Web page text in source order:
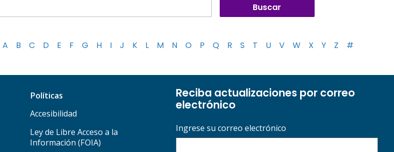
A B C D E F G H I J K L M N O P Q R S T U V W X Y Z #
Políticas
Accesibilidad
Ley de Libre Acceso a la
Información (FOIA)
Reciba actualizaciones por correo
electrónico
Ingrese su correo electrónico